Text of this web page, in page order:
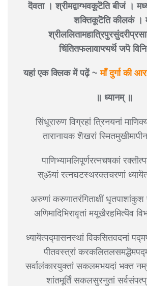
दॆवता । श्रीमद्वाग्भवकूटॆति बीजं ।
शक्तिकूटॆति कीलकं ।
चिंतितफलावाप्त्यर्थॆ जपॆ
यहां एक क्लिक में पढ़ें ~माँ दुर्गा की
॥ ध्यानम् ॥
सिंधूरारुण विग्रहां त्रिनयनां
तारानायक शॆखरां
पाणिभ्यामलिपूर्णरत्नचषकां
स्ॐयां रत्नघटस्थरक्तचरणां
अरुणां करुणातरंगिताक्षीं धृतपाशांकुश
अणिमादिभिरावृतां मयूखैरहमित्यॆव
ध्यायॆत्पद्मासनस्थां विकसितवदनां
पीतवस्त्रां
सर्वालंकारयुक्तां सकलमभयदां भक्त
शांतमूर्तिं सकलसुरनुतां